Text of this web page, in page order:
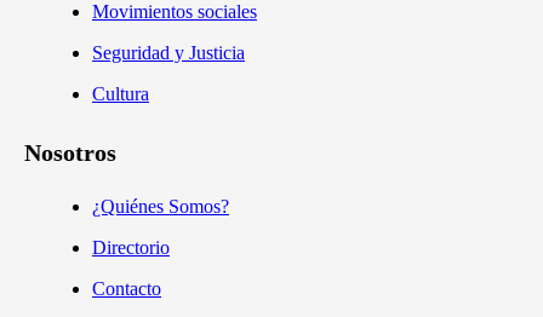
Movimientos sociales
Seguridad y Justicia
Cultura
Nosotros
¿Quiénes Somos?
Directorio
Contacto